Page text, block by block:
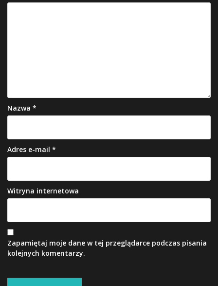
Nazwa *
Adres e-mail *
Witryna internetowa
Zapamiętaj moje dane w tej przeglądarce podczas pisania
kolejnych komentarzy.